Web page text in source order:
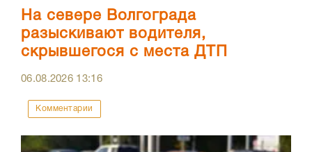
На севере Волгограда
разыскивают водителя,
скрывшегося с места ДТП
06.08.2026 13:16
Комментарии